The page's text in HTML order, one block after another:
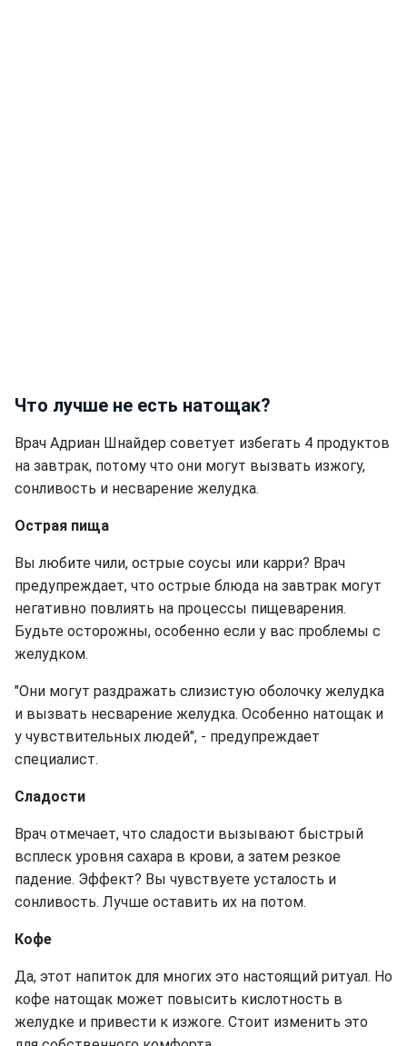
Что лучше не есть натощак?
Врач Адриан Шнайдер советует избегать 4 продуктов
на завтрак, потому что они могут вызвать изжогу,
сонливость и несварение желудка.
Острая пища
Вы любите чили, острые соусы или карри? Врач
предупреждает, что острые блюда на завтрак могут
негативно повлиять на процессы пищеварения.
Будьте осторожны, особенно если у вас проблемы с
желудком.
"Они могут раздражать слизистую оболочку желудка
и вызвать несварение желудка. Особенно натощак и
у чувствительных людей", - предупреждает
специалист.
Сладости
Врач отмечает, что сладости вызывают быстрый
всплеск уровня сахара в крови, а затем резкое
падение. Эффект? Вы чувствуете усталость и
сонливость. Лучше оставить их на потом.
Кофе
Да, этот напиток для многих это настоящий ритуал. Но
кофе натощак может повысить кислотность в
желудке и привести к изжоге. Стоит изменить это